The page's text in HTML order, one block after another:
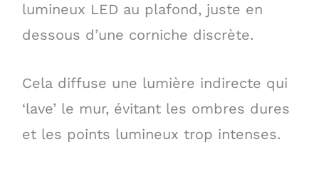
lumineux LED au plafond, juste en
dessous d’une corniche discrète.
Cela diffuse une lumière indirecte qui
‘lave’ le mur, évitant les ombres dures
et les points lumineux trop intenses.